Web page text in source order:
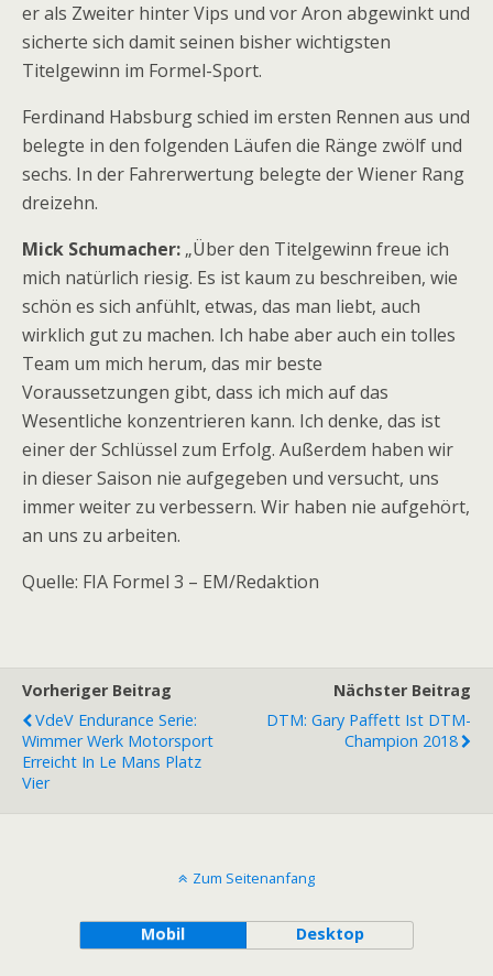
er als Zweiter hinter Vips und vor Aron abgewinkt und
sicherte sich damit seinen bisher wichtigsten
Titelgewinn im Formel-Sport.
Ferdinand Habsburg schied im ersten Rennen aus und
belegte in den folgenden Läufen die Ränge zwölf und
sechs. In der Fahrerwertung belegte der Wiener Rang
dreizehn.
Mick Schumacher: „Über den Titelgewinn freue ich
mich natürlich riesig. Es ist kaum zu beschreiben, wie
schön es sich anfühlt, etwas, das man liebt, auch
wirklich gut zu machen. Ich habe aber auch ein tolles
Team um mich herum, das mir beste
Voraussetzungen gibt, dass ich mich auf das
Wesentliche konzentrieren kann. Ich denke, das ist
einer der Schlüssel zum Erfolg. Außerdem haben wir
in dieser Saison nie aufgegeben und versucht, uns
immer weiter zu verbessern. Wir haben nie aufgehört,
an uns zu arbeiten.
Quelle: FIA Formel 3 – EM/Redaktion
Vorheriger Beitrag
VdeV Endurance Serie:
Wimmer Werk Motorsport
Erreicht In Le Mans Platz
Vier
Nächster Beitrag
DTM: Gary Paffett Ist DTM-
Champion 2018
Zum Seitenanfang
Mobil Desktop